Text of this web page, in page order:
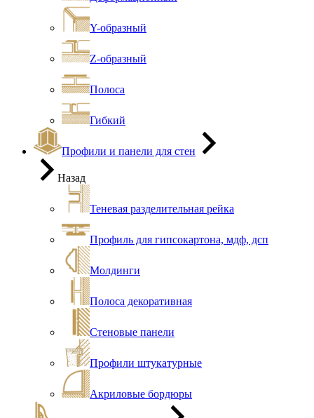
Y-образный
Z-образный
Полоса
Гибкий
Профили и панели для стен
Назад
Теневая разделительная рейка
Профиль для гипсокартона, мдф, дсп
Молдинги
Полоса декоративная
Стеновые панели
Профили штукатурные
Акриловые бордюры